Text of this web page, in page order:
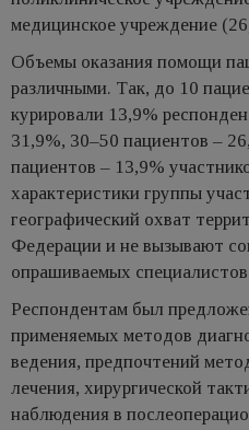
медицинское учреждение
Объемы оказания помощи
различными. Так, до 10
курировали 13,9%
31,9%, 30–50 пациентов –
пациентов – 13,9%
характеристики группы
географический охват
Федерации и не вызывают
опрашиваемых
Респондентам был
применяемых методов
ведения, предпочтений
лечения, хирургической
наблюдения в